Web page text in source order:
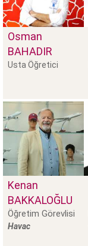
Osman
BAHADIR
Usta Öğretici
Kenan
BAKKALOĞLU
Öğretim Görevlisi
Havac